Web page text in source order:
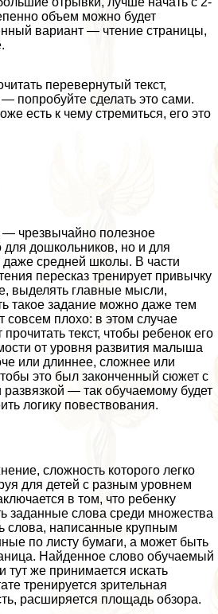
объем можно будет
вариант — чтение страницы,
перевернутый текст,
попробуйте сделать это сами.
есть к чему стремиться, его это
— чрезвычайно полезное
для дошкольников, но и для
даже средней школы. В части
пересказ тренирует привычку
выделять главные мысли,
такое задание можно даже тем
совсем плохо: в этом случае
текст, чтобы ребенок его
от уровня развития малыша
или длиннее, сложнее или
это был законченный сюжет с
развязкой — так обучаемому будет
логику повествования.
сложность которого легко
для детей с разным уровнем
в том, что ребенку
заданные слова среди множества
слова, написанные крупным
по листу бумаги, а может быть
Найденное слово обучаемый
же принимается искать
тренируется зрительная
расширяется площадь обзора.